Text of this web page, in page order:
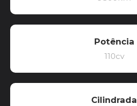
Potência
110cv
Cilindrada